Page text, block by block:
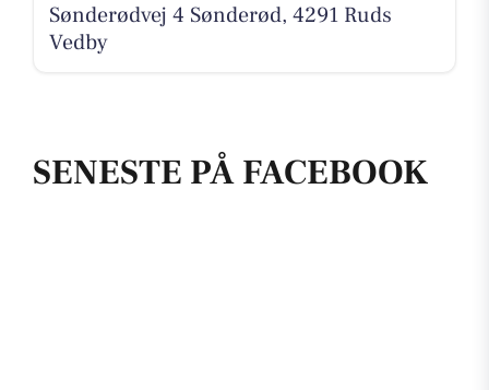
SENESTE PÅ FACEBOOK
Sønderødvej 4 Sønderød, 4291 Ruds
Vedby